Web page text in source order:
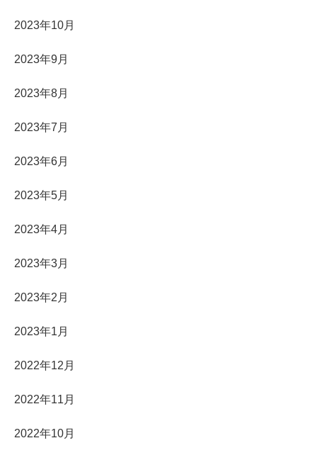
2023年10月
2023年9月
2023年8月
2023年7月
2023年6月
2023年5月
2023年4月
2023年3月
2023年2月
2023年1月
2022年12月
2022年11月
2022年10月